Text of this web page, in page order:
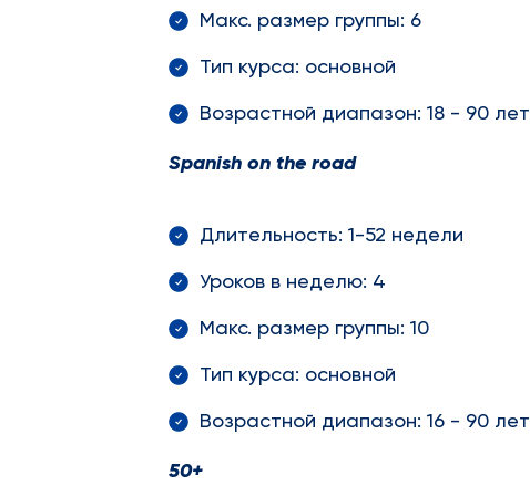
Макс. размер группы: 6
Тип курса: основной
Возрастной диапазон: 18 - 90 лет
Spanish on the road
Длительность: 1-52 недели
Уроков в неделю: 4
Макс. размер группы: 10
Тип курса: основной
Возрастной диапазон: 16 - 90 лет
50+